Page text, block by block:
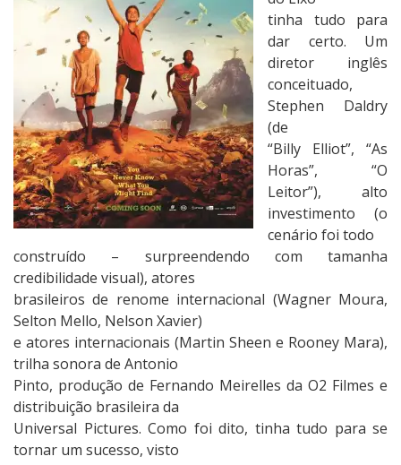
s
a
n
ç
a
V
m
d
o
L
i
x
o
tinha tudo para
dar certo. Um
diretor inglês
conceituado,
Stephen Daldry
(de
“Billy Elliot”, “As
Horas”, “O
Leitor”), alto
investimento (o
cenário foi todo
construído – surpreendendo com tamanha
credibilidade visual), atores
brasileiros de renome internacional (Wagner Moura,
Selton Mello, Nelson Xavier)
e atores internacionais (Martin Sheen e Rooney Mara),
trilha sonora de Antonio
Pinto, produção de Fernando Meirelles da O2 Filmes e
distribuição brasileira da
Universal Pictures. Como foi dito, tinha tudo para se
tornar um sucesso, visto